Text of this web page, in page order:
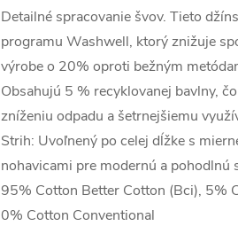
Detailné spracovanie švov. Tieto
programu Washwell, ktorý znižuje
výrobe o 20% oproti bežným
Obsahujú 5 % recyklovanej bavlny,
zníženiu odpadu a šetrnejšiemu
Strih: Uvoľnený po celej dĺžke s
nohavicami pre modernú a pohodlnú
95% Cotton Better Cotton (Bci), 5%
0% Cotton Conventional